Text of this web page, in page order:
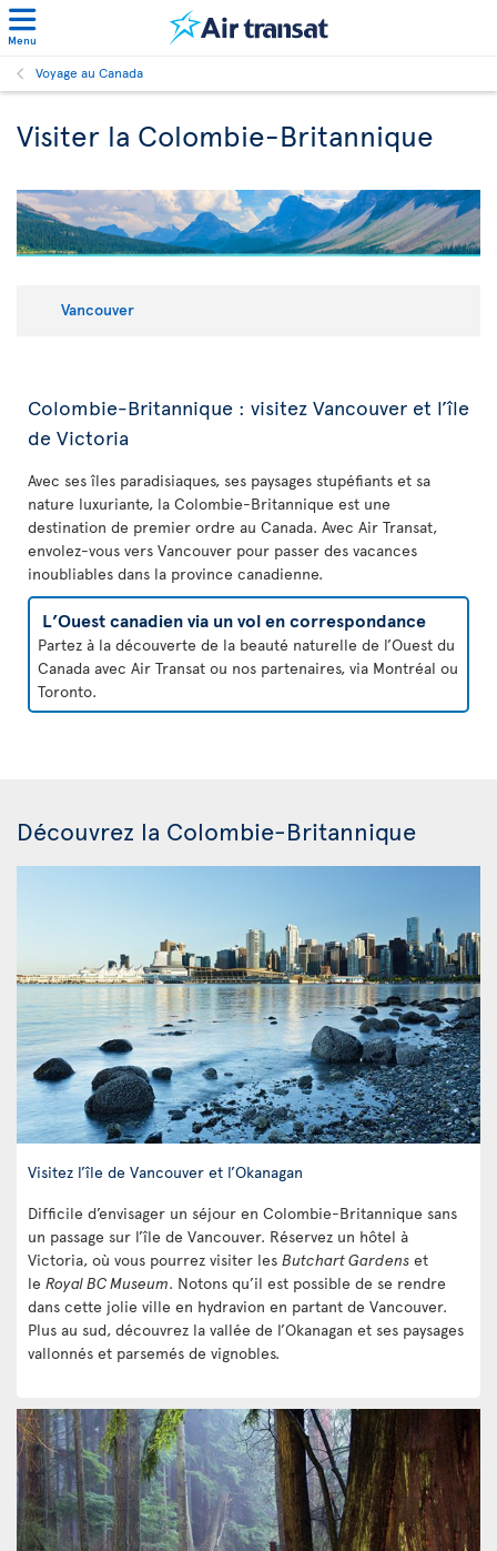
Menu
Voyage au Canada
Visiter la Colombie-Britannique
Vancouver
Colombie-Britannique : visitez Vancouver et l’île
de Victoria
Avec ses îles paradisiaques, ses paysages stupéfiants et sa
nature luxuriante, la Colombie-Britannique est une
destination de premier ordre au Canada. Avec Air Transat,
envolez-vous vers Vancouver pour passer des vacances
inoubliables dans la province canadienne.
L’Ouest canadien via un vol en correspondance
Partez à la découverte de la beauté naturelle de l’Ouest du
Canada avec Air Transat ou nos partenaires, via Montréal ou
Toronto.
Découvrez la Colombie-Britannique
Visitez l’île de Vancouver et l’Okanagan
Difficile d’envisager un séjour en Colombie-Britannique sans
un passage sur l’île de Vancouver. Réservez un hôtel à
Victoria, où vous pourrez visiter les Butchart Gardens et
le Royal BC Museum. Notons qu’il est possible de se rendre
dans cette jolie ville en hydravion en partant de Vancouver.
Plus au sud, découvrez la vallée de l’Okanagan et ses paysages
vallonnés et parsemés de vignobles.